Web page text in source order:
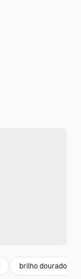
brilho dourado